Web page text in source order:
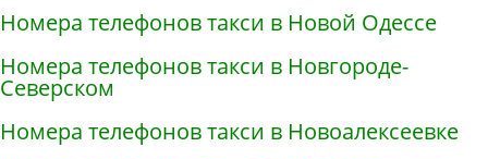
Номера телефонов такси в Новой Одессе
Номера телефонов такси в Новгороде-
Северском
Номера телефонов такси в Новоалексеевке